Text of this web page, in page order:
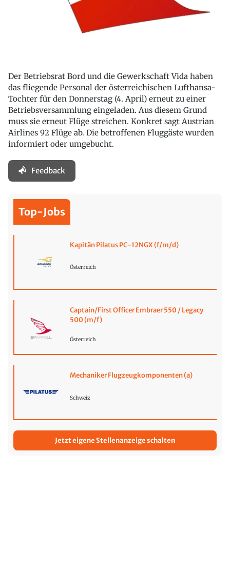
Der Betriebsrat Bord und die Gewerkschaft Vida haben
das fliegende Personal der österreichischen Lufthansa-
Tochter für den Donnerstag (4. April) erneut zu einer
Betriebsversammlung eingeladen. Aus diesem Grund
muss sie erneut Flüge streichen. Konkret sagt Austrian
Airlines 92 Flüge ab. Die betroffenen Fluggäste wurden
informiert oder umgebucht.
Feedback
Top-Jobs
Kapitän Pilatus PC-12NGX (f/m/d)
Österreich
Captain/First Officer Embraer 550 / Legacy
500 (m/f)
Österreich
Mechaniker Flugzeugkomponenten (a)
Schweiz
Jetzt eigene Stellenanzeige schalten